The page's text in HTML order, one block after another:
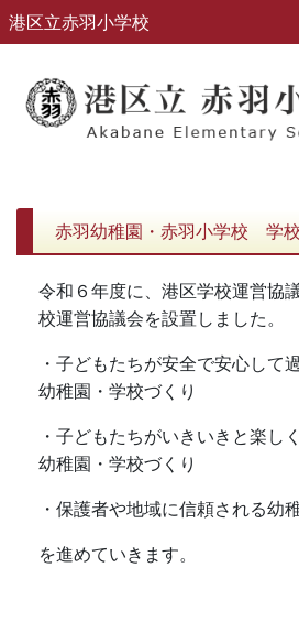
港区立赤羽小学校
赤羽幼稚園・赤羽小学校 学
令和６年度に、港区学校運営協
校運営協議会を設置しました。
・子どもたちが安全で安心して
幼稚園・学校づくり
・子どもたちがいきいきと楽し
幼稚園・学校づくり
・保護者や地域に信頼される幼
を進めていきます。